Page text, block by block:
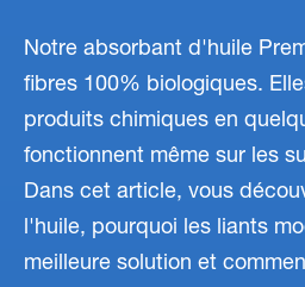
Notre absorbant d'huile
fibres 100% biologiques.
produits chimiques en
fonctionnent même sur les
Dans cet article, vous
l'huile, pourquoi les liants
meilleure solution et